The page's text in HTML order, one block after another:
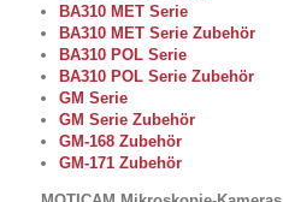
BA310 MET Serie
BA310 MET Serie Zubehör
BA310 POL Serie
BA310 POL Serie Zubehör
GM Serie
GM Serie Zubehör
GM-168 Zubehör
GM-171 Zubehör